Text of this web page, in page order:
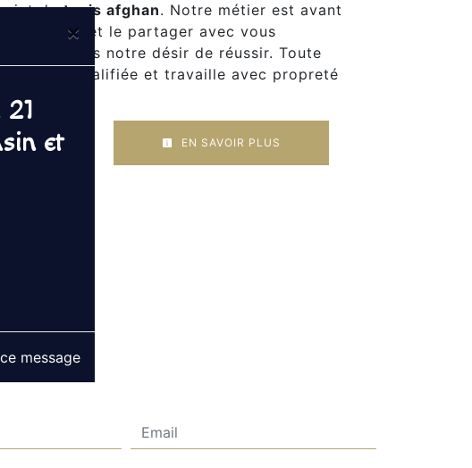
×
et
message
detapis afghan. Notre métier est avant
passion et le partager avec vous
encore plus notre désir de réussir. Toute
est qualifiée et travaille avec propreté
EN SAVOIR PLUS